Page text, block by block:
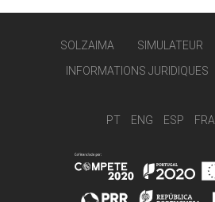
SOLZAIMA SIMULATEUR
INFORMATIONS JURIDIQUES
PT ENG ESP FRA